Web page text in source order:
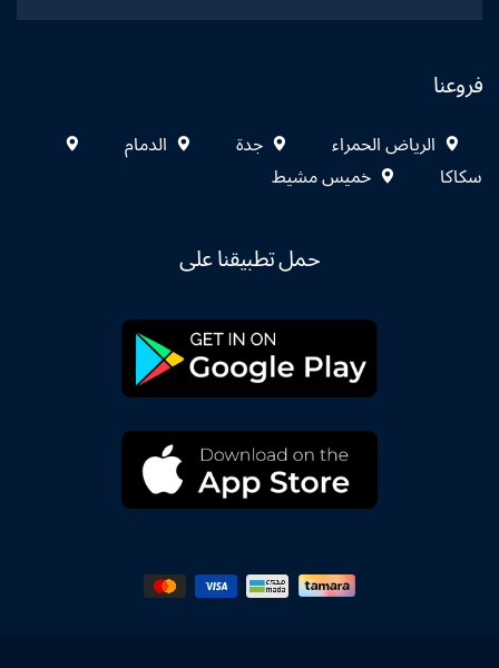
فروعنا
الرياض الحمراء جدة
الدمام
سكاكا
خميس مشيط
حمل تطبيقنا على